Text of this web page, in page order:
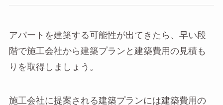
アパートを建築する可能性が出てきたら、早い段
階で施工会社から建築プランと建築費用の見積も
りを取得しましょう。
施工会社に提案される建築プランには建築費用の